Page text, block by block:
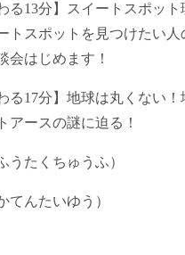
る13分】スイートスポット
スポットを見つけたい人
会はじめます！
る17分】地球は丸くない！
アースの謎に迫る！
うたくちゅうふ）
てんたいゆう）